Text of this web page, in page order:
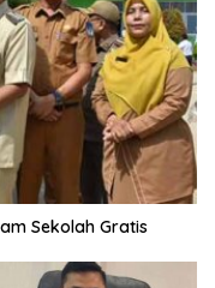
Sekolah Gratis